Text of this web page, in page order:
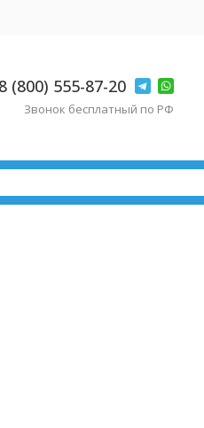
8 (800) 555-87-20
Звонок бесплатный по РФ